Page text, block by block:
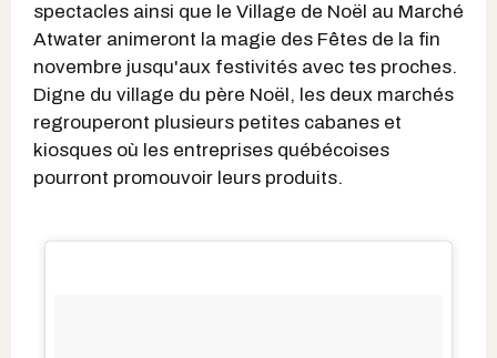
spectacles ainsi que le Village de Noël au Marché
Atwater animeront la magie des Fêtes de la fin
novembre jusqu'aux festivités avec tes proches.
Digne du village du père Noël, les deux marchés
regrouperont plusieurs petites cabanes et
kiosques où les entreprises québécoises
pourront promouvoir leurs produits.